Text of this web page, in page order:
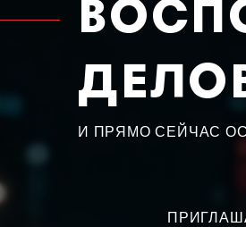
И ПРЯМО СЕЙЧАС